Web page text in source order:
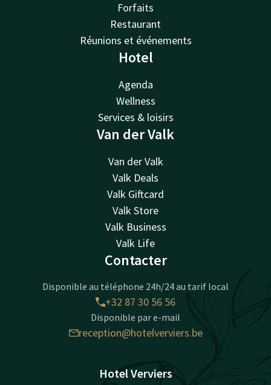
Forfaits
Restaurant
Réunions et événements
Hotel
Agenda
Wellness
Services & loisirs
Van der Valk
Van der Valk
Valk Deals
Valk Giftcard
Valk Store
Valk Business
Valk Life
Contacter
Disponible au téléphone 24h/24 au tarif local
+32 87 30 56 56
Disponible par e-mail
reception@hotelverviers.be
Hotel Verviers